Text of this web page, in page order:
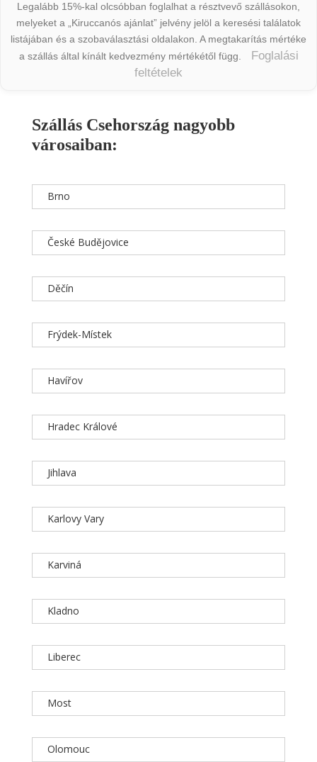
Legalább 15%-kal olcsóbban foglalhat a résztvevő szállásokon,
melyeket a „Kiruccanós ajánlat” jelvény jelöl a keresési találatok
listájában és a szobaválasztási oldalakon. A megtakarítás mértéke
a szállás által kínált kedvezmény mértékétől függ.
Foglalási
feltételek
Szállás Csehország nagyobb
városaiban:
Brno
České Budějovice
Děčín
Frýdek-Místek
Havířov
Hradec Králové
Jihlava
Karlovy Vary
Karviná
Kladno
Liberec
Most
Olomouc